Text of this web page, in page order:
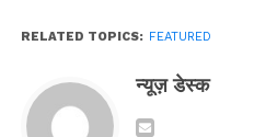
RELATED TOPICS: FEATURED
न्यूज़ डेस्क